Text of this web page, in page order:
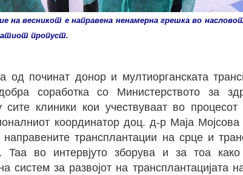
на весникот е направена ненамерна грешка во
пропуст.
од починат донор и мултиорганската
соработка со Министерството за
сите клиники кои учествуваат во
координатор доц. д-р Маја Мојсова
трансплантации на срце и
Taa во интервјуто зборува и за тоа
систем за развојот на трансплантацијата